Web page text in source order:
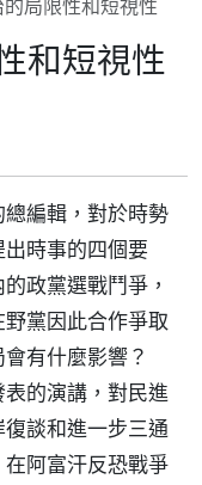
局限性和短視性
和短視性
編輯，對於時勢
時事的四個要
政黨選戰鬥爭，
黨因此合作爭取
有什麼影響？
表的演講，對民進
談和進一步三通
阿富汗反恐戰爭